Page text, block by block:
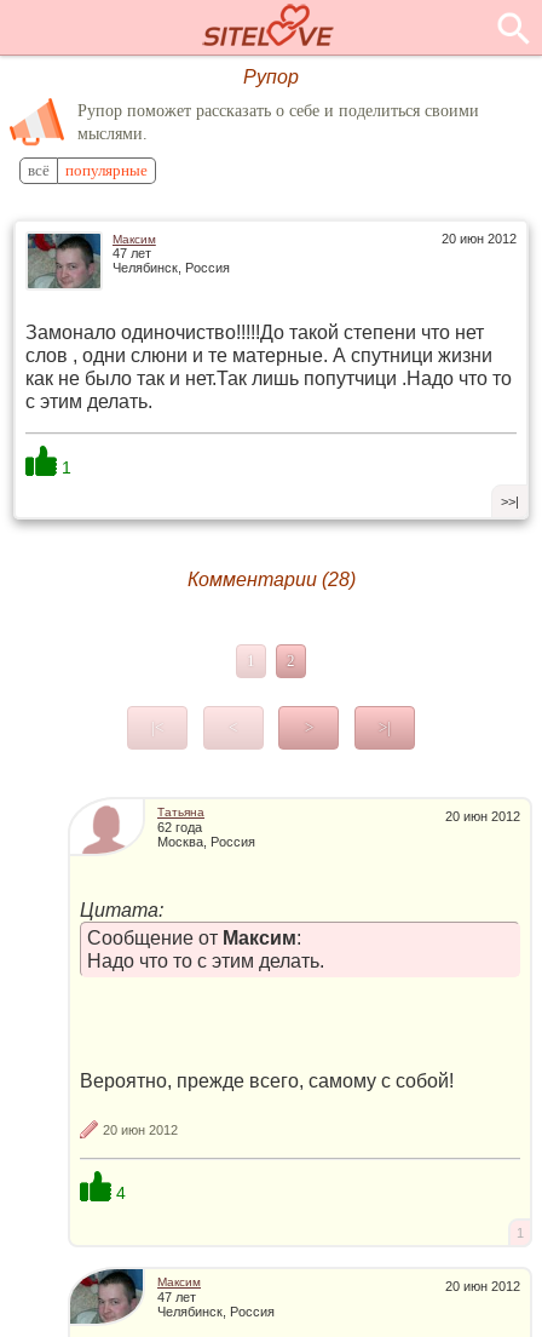
Рупор
Рупор поможет рассказать о себе и поделиться своими
мыслями.
всё популярные
20 июн 2012
Максим
47 лет
Челябинск, Россия
Замонало одиночиство!!!!!До такой степени что нет
слов , одни слюни и те матерные. А спутници жизни
как не было так и нет.Так лишь попутчици .Надо что то
с этим делать.
1
>>|
Комментарии (28)
1 2
|< < > >|
20 июн 2012
Татьяна
62 года
Москва, Россия
Цитата:
Сообщение от Максим:
Надо что то с этим делать.
Вероятно, прежде всего, самому с собой!
20 июн 2012
4
1
20 июн 2012
Максим
47 лет
Челябинск, Россия